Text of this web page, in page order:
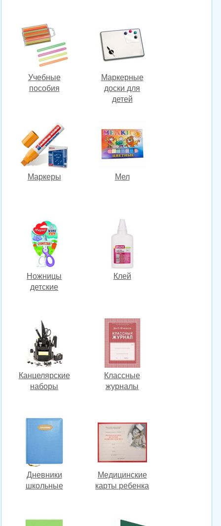
Учебные
пособия
Маркерные
доски для
детей
Маркеры Мел
Ножницы
детские
Клей
Канцелярские
наборы
Классные
журналы
Дневники
школьные
Медицинские
карты ребенка